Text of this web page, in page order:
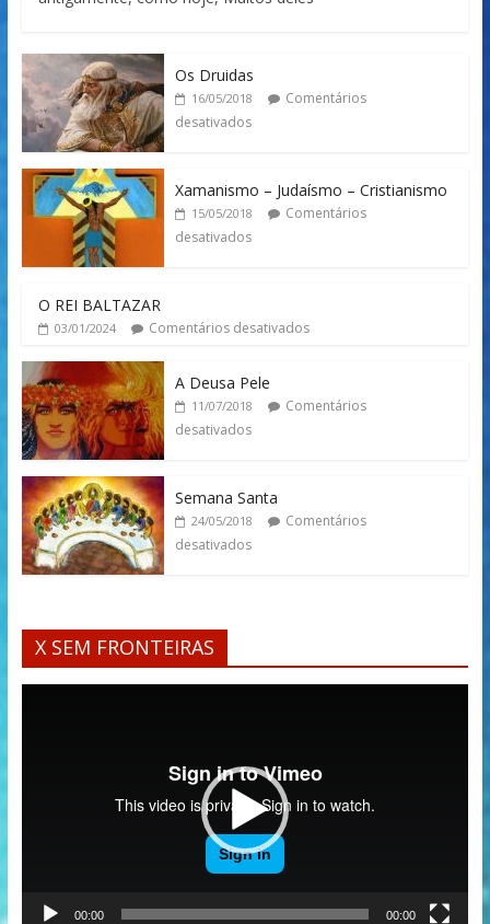
Os Druidas
16/05/2018
Comentários
desativados
Xamanismo – Judaísmo – Cristianismo
15/05/2018
Comentários
desativados
O REI BALTAZAR
03/01/2024 Comentários desativados
A Deusa Pele
11/07/2018
Comentários
desativados
Semana Santa
24/05/2018
Comentários
desativados
X SEM FRONTEIRAS
00:00 00:00